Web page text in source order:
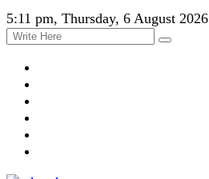
5:11 pm, Thursday, 6 August 2026